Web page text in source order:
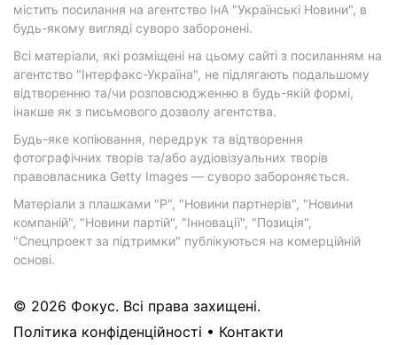
містить посилання на агентство ІнА "Українські Новини", в
будь-якому вигляді суворо заборонені.
Всі матеріали, які розміщені на цьому сайті з посиланням на
агентство "Інтерфакс-Україна", не підлягають подальшому
відтворенню та/чи розповсюдженню в будь-якій формі,
інакше як з письмового дозволу агентства.
Будь-яке копіювання, передрук та відтворення
фотографічних творів та/або аудіовізуальних творів
правовласника Getty Images — суворо забороняється.
Матеріали з плашками "Р", "Новини партнерів", "Новини
компаній", "Новини партій", "Інновації", "Позиція",
"Спецпроект за підтримки" публікуються на комерційній
основі.
© 2026 Фокус. Всі права захищені.
Політика конфіденційності • Контакти